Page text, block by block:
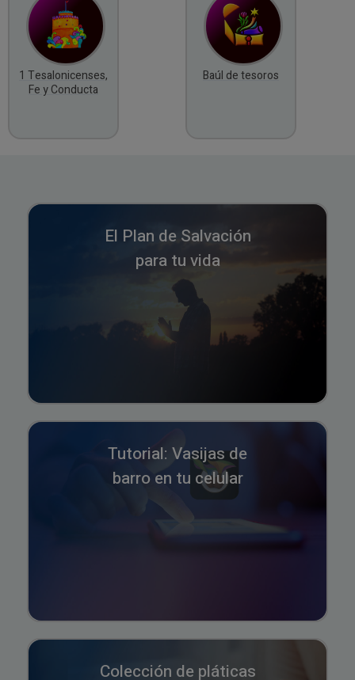
El Plan de Salvación
para tu vida
Tutorial: Vasijas de
barro en tu celular
Colección de pláticas
1 Tesalonicenses,
Fe y Conducta
Baúl de tesoros